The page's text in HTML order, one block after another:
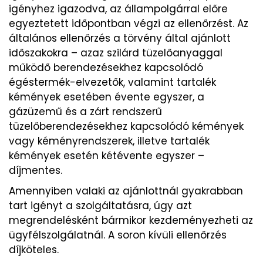
igényhez igazodva, az állampolgárral előre
egyeztetett időpontban végzi az ellenőrzést. Az
általános ellenőrzés a törvény által ajánlott
időszakokra – azaz szilárd tüzelőanyaggal
működő berendezésekhez kapcsolódó
égéstermék-elvezetők, valamint tartalék
kémények esetében évente egyszer, a
gázüzemű és a zárt rendszerű
tüzelőberendezésekhez kapcsolódó kémények
vagy kéményrendszerek, illetve tartalék
kémények esetén kétévente egyszer –
díjmentes.
Amennyiben valaki az ajánlottnál gyakrabban
tart igényt a szolgáltatásra, úgy azt
megrendelésként bármikor kezdeményezheti az
ügyfélszolgálatnál. A soron kívüli ellenőrzés
díjköteles.